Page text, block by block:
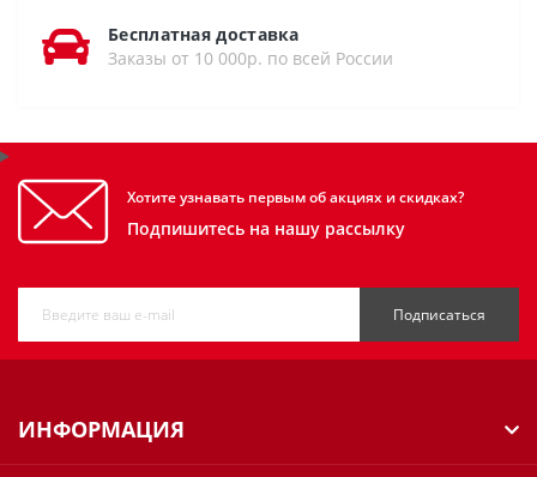
Бесплатная доставка
Заказы от 10 000р. по всей России
Хотите узнавать первым об акциях и скидках?
Подпишитесь на нашу рассылку
Подписаться
ИНФОРМАЦИЯ